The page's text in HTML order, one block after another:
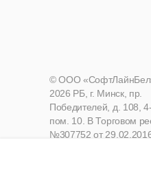
© ООО
2026 РБ, г. Минск, пр.
Победителей, д. 108,
пом. 10. В Торговом
№307752 от